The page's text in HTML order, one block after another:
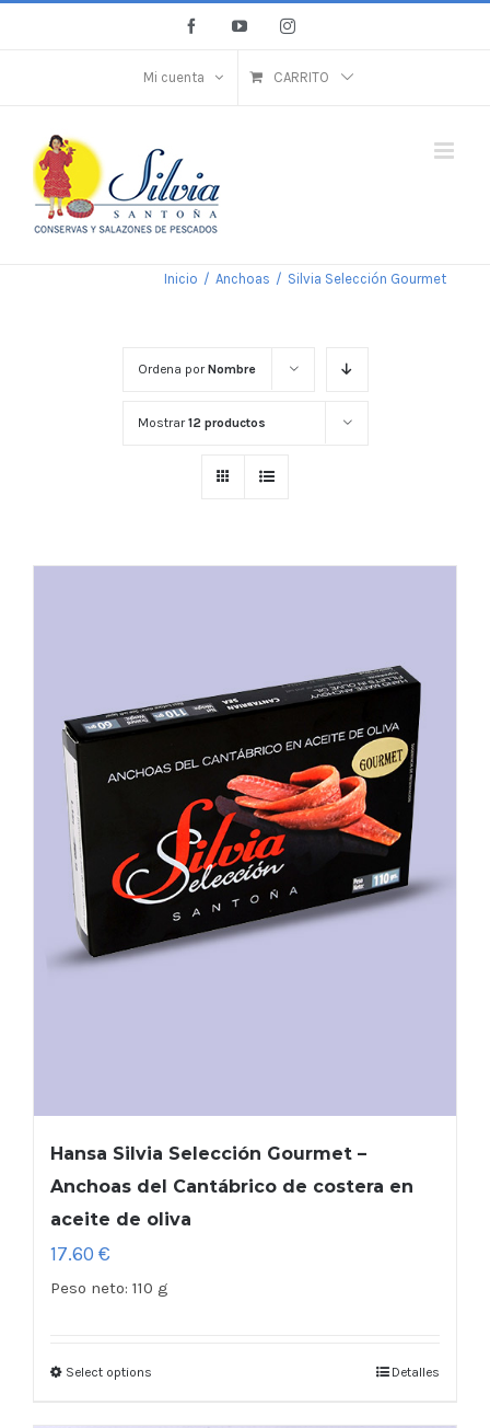
FacebookYouTubeInstagram
Mi cuenta CARRITO
Inicio / Anchoas / Silvia Selección Gourmet
Ordena porNombre
Mostrar12 productos
Hansa Silvia Selección Gourmet –
Anchoas del Cantábrico de costera en
aceite de oliva
17.60 €
Peso neto: 110 g
Select options Detalles